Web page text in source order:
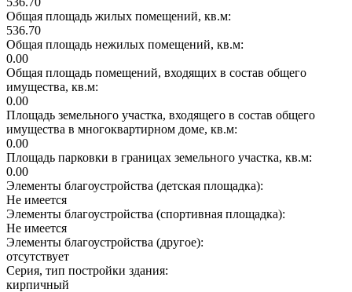
Общая площадь жилых помещений, кв.м:
536.70
Общая площадь нежилых помещений, кв.м:
0.00
Общая площадь помещений, входящих в состав общего
имущества, кв.м:
0.00
Площадь земельного участка, входящего в состав общего
имущества в многоквартирном доме, кв.м:
0.00
Площадь парковки в границах земельного участка, кв.м:
0.00
Элементы благоустройства (детская площадка):
Не имеется
Элементы благоустройства (спортивная площадка):
Не имеется
Элементы благоустройства (другое):
отсутствует
Серия, тип постройки здания:
кирпичный